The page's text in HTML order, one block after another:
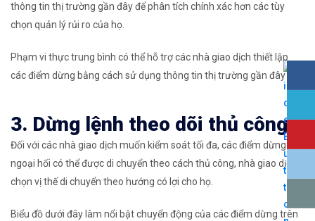
thông tin thị trường gần đây để phân tích chính xác hơn các tùy
chọn quản lý rủi ro của họ.
Phạm vi thực trung bình có thể hỗ trợ các nhà giao dịch thiết lập
các điểm dừng bằng cách sử dụng thông tin thị trường gần đây
3. Dừng lệnh theo dõi thủ công
Đối với các nhà giao dịch muốn kiểm soát tối đa, các điểm dừng
ngoại hối có thể được di chuyển theo cách thủ công, nhà giao dịch
chọn vị thế di chuyển theo hướng có lợi cho họ.
Biểu đồ dưới đây làm nổi bật chuyển động của các điểm dừng trên